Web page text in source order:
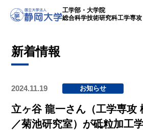
工学部・大学院
総合科学技術研究科工学専攻
新着情報
2024.11.19 お知らせ
立ヶ谷 龍一さん（工学専攻
／菊池研究室）が砥粒加工